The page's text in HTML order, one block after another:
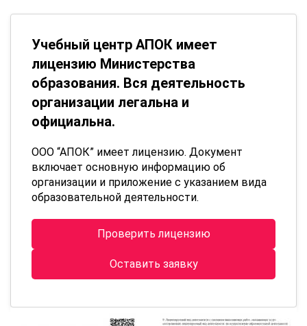
Учебный центр АПОК имеет
лицензию Министерства
образования. Вся деятельность
организации легальна и
официальна.
ООО “АПОК” имеет лицензию. Документ
включает основную информацию об
организации и приложение с указанием вида
образовательной деятельности.
Проверить лицензию
Оставить заявку